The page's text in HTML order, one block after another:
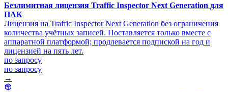
Безлимитная лицензия Traffic Inspector Next Generation для
ПАК
Лицензия на Traffic Inspector Next Generation без ограничения
количества учётных записей. Поставляется только вместе с
аппаратной платформой; продлевается подпиской на год и
лицензией на пять лет.
по запросу
по запросу
→